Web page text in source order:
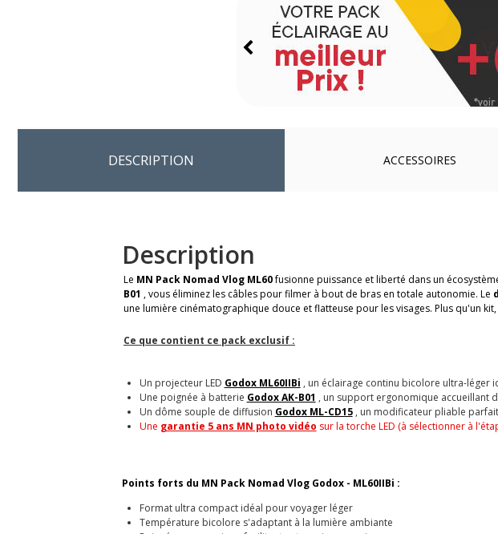
DESCRIPTION ACCESSOIRES
Description
Le MN Pack Nomad Vlog ML60fusionne puissance et liberté dans un
B01 , vous éliminez les câbles pour filmer à bout de bras en totale autonomie. Le
une lumière cinématographique douce et flatteuse pour les visages. Plus qu'un
Ce que contient ce pack exclusif :
Un projecteur LED Godox ML60IIBi , un éclairage continu bicolore ultra-léger
Une poignée à batterie Godox AK-B01 , un support ergonomique accueillant
Un dôme souple de diffusion Godox ML-CD15, un modificateur pliable
Une garantie 5 ans MN photo vidéo sur la torche LED (à sélectionner à
Points forts du MN Pack Nomad Vlog Godox - ML60IIBi :
Format ultra compact idéal pour voyager léger
Température bicolore s'adaptant à la lumière ambiante